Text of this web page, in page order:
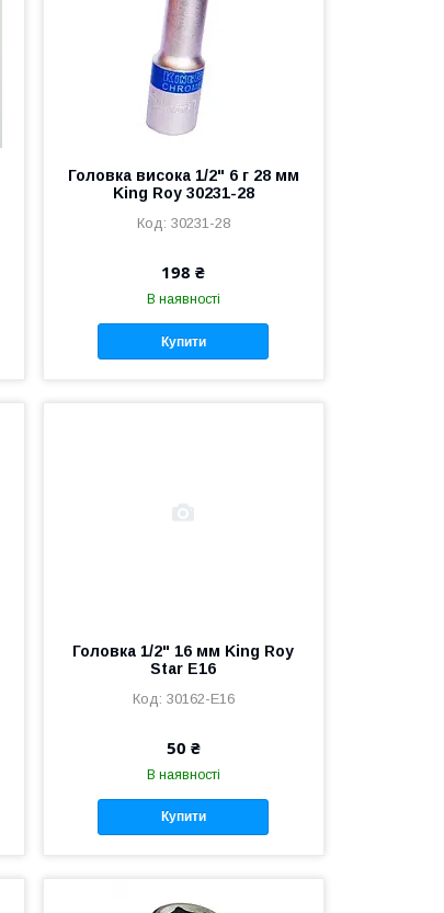
Головка висока 1/2" 6 г 28 мм
King Roy 30231-28
30231-28
198 ₴
В наявності
Купити
Головка 1/2" 16 мм King Roy
Star E16
30162-E16
50 ₴
В наявності
Купити